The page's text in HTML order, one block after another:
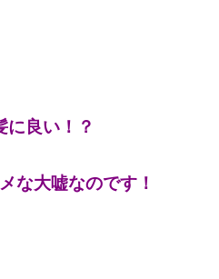
良い！？
な大嘘なのです！